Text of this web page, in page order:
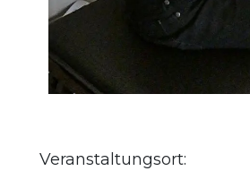
Veranstaltungsort: